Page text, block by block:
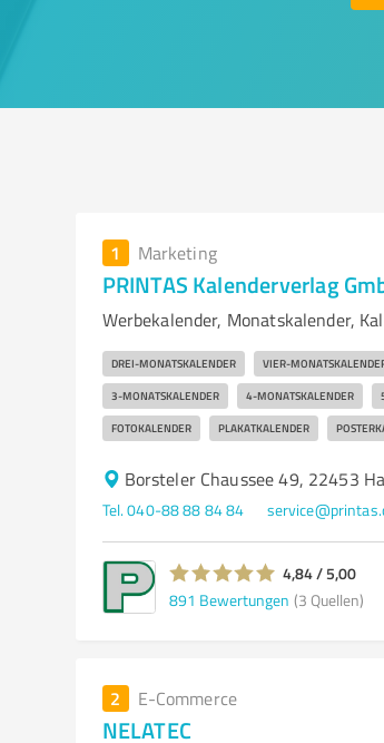
1 Marketing
PRINTAS Kalenderverlag
Werbekalender, Monatskalender,
DREI-MONATSKALENDER VIER-
3-MONATSKALENDER 4-MONATSKALENDER
FOTOKALENDER PLAKATKALENDER
Borsteler Chaussee 49, 22453
Tel. 040-88 88 84 84
4,84 / 5,00
891 Bewertungen (3 Quellen)
2 E-Commerce
NELATEC